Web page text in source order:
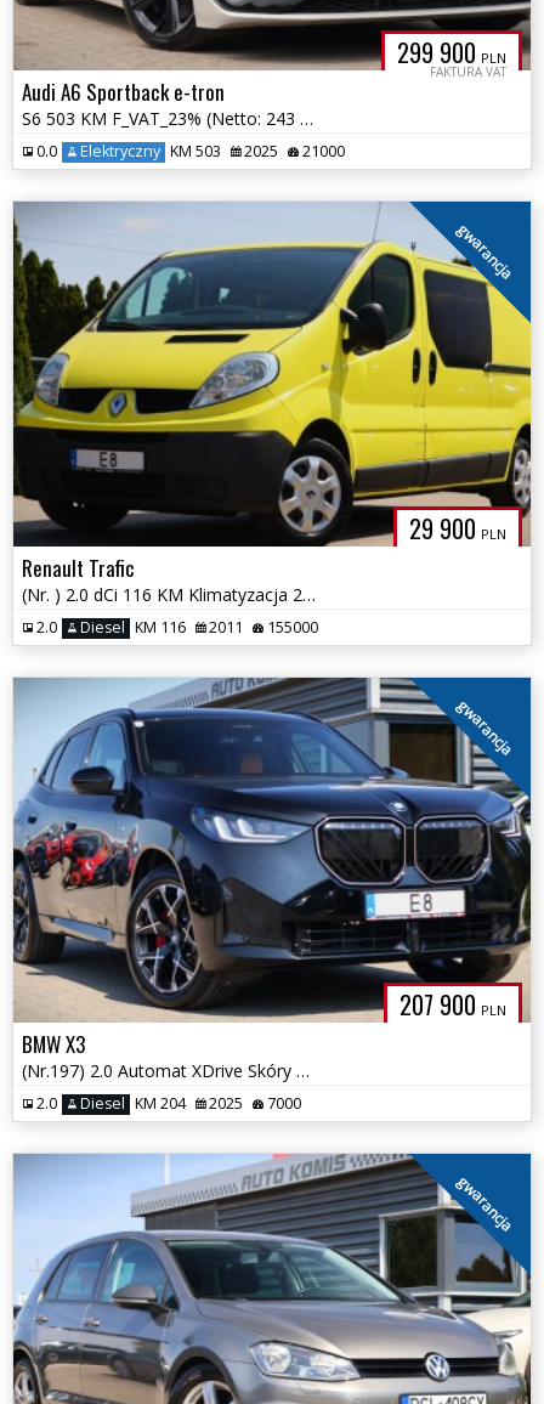
299 900 PLN
FAKTURA VAT
Audi A6 Sportback e-tron
S6 503 KM F_VAT_23% (Netto: 243 821) B&O Quattro Panorama Navi Kamera
0.0 Elektryczny KM 503 2025 21000
29 900 PLN
gwarancja
Renault Trafic
(Nr. ) 2.0 dCi 116 KM Klimatyzacja 2xdrzwi przesuwne Gwarancja!!!
2.0 Diesel KM 116 2011 155000
207 900 PLN
gwarancja
BMW X3
(Nr.197) 2.0 Automat XDrive Skóry Klimatyzacja Kamera Gwarancja!!!
2.0 Diesel KM 204 2025 7000
gwarancja